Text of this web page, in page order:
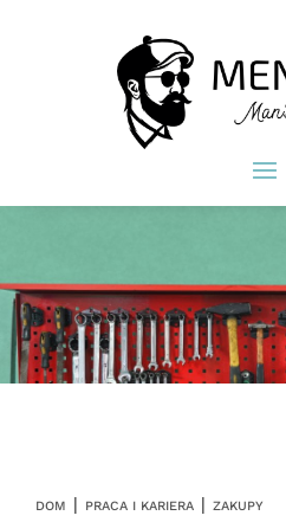
DOM | PRACA I KARIERA | ZAKUPY